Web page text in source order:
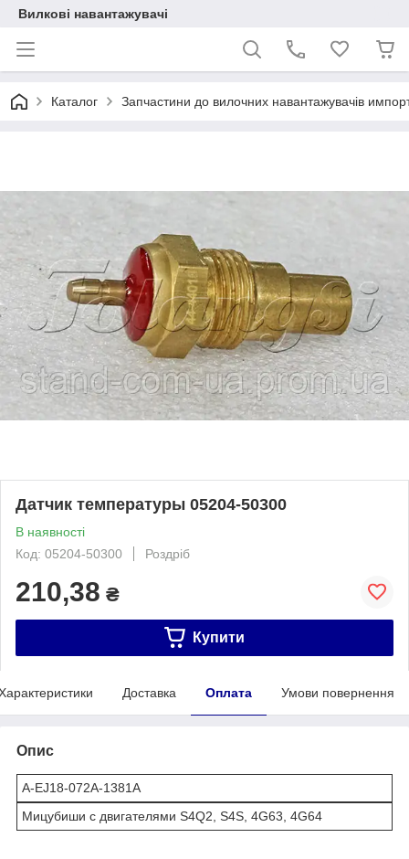
Вилкові навантажувачі
Каталог Запчастини до вилочних навантажувачів
Датчик температуры 05204-50300
В наявності
Код: 05204-50300
Роздріб
210,38 ₴
Купити
Доставка Оплата Умови повернення
Опис
A-EJ18-072A-1381A
Мицубиши с двигателями S4Q2, S4S, 4G63, 4G64